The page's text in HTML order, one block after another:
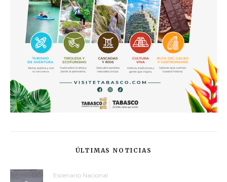
ÚLTIMAS NOTICIAS
Escenario Nacional